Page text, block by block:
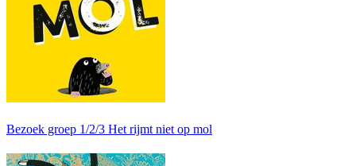
Bezoek groep 1/2/3 Het rijmt niet op mol